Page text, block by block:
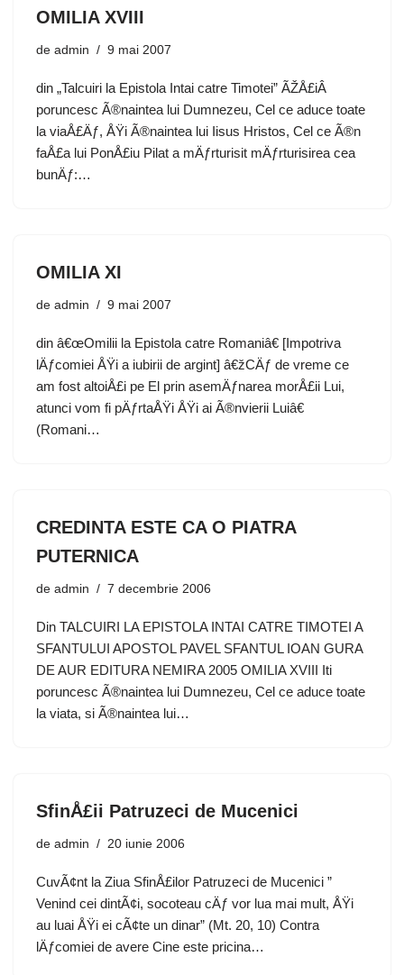
OMILIA XVIII
de admin 9 mai 2007
din „Talcuiri la Epistola Intai catre Timotei” ÃŽÅ£iÂ
poruncesc Ã®naintea lui Dumnezeu, Cel ce aduce toate
la viaÅ£Äƒ, ÅŸi Ã®naintea lui Iisus Hristos, Cel ce Ã®n
faÅ£a lui PonÅ£iu Pilat a mÄƒrturisit mÄƒrturisirea cea
bunÄƒ:…
OMILIA XI
de admin 9 mai 2007
din â€œOmilii la Epistola catre Romaniâ€ [Impotriva
lÄƒcomiei ÅŸi a iubirii de argint] â€žCÄƒ de vreme ce
am fost altoiÅ£i pe El prin asemÄƒnarea morÅ£ii Lui,
atunci vom fi pÄƒrtaÅŸi ÅŸi ai Ã®nvierii Luiâ€
(Romani…
CREDINTA ESTE CA O PIATRA
PUTERNICA
de admin 7 decembrie 2006
Din TALCUIRI LA EPISTOLA INTAI CATRE TIMOTEI A
SFANTULUI APOSTOL PAVEL SFANTUL IOAN GURA
DE AUR EDITURA NEMIRA 2005 OMILIA XVIII Iti
poruncesc Ã®naintea lui Dumnezeu, Cel ce aduce toate
la viata, si Ã®naintea lui…
SfinÅ£ii Patruzeci de Mucenici
de admin 20 iunie 2006
CuvÃ¢nt la Ziua SfinÅ£ilor Patruzeci de Mucenici ”
Venind cei dintÃ¢i, socoteau cÄƒ vor lua mai mult, ÅŸi
au luai ÅŸi ei cÃ¢te un dinar” (Mt. 20, 10) Contra
lÄƒcomiei de avere Cine este pricina…